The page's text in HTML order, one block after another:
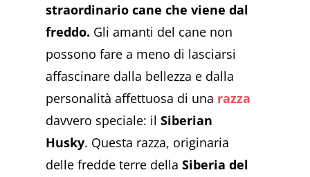
straordinario cane che viene dal
freddo. Gli amanti del cane non
possono fare a meno di lasciarsi
affascinare dalla bellezza e dalla
personalità affettuosa di una razza
davvero speciale: ilSiberian
Husky. Questa razza, originaria
delle fredde terre dellaSiberia del